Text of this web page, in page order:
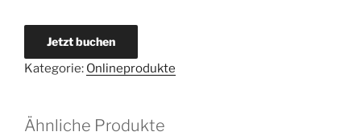
Jetzt buchen
Kategorie: Onlineprodukte
Ähnliche Produkte